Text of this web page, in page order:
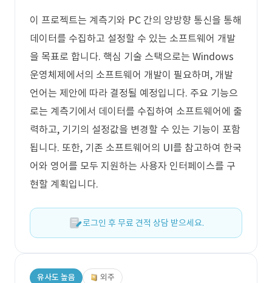
이 프로젝트는 계측기와 PC 간의 양방향 통신을 통해
데이터를 수집하고 설정할 수 있는 소프트웨어 개발
을 목표로 합니다. 핵심 기술 스택으로는 Windows
운영체제에서의 소프트웨어 개발이 필요하며, 개발
언어는 제안에 따라 결정될 예정입니다. 주요 기능으
로는 계측기에서 데이터를 수집하여 소프트웨어에 출
력하고, 기기의 설정값을 변경할 수 있는 기능이 포함
됩니다. 또한, 기존 소프트웨어의 UI를 참고하여 한국
어와 영어를 모두 지원하는 사용자 인터페이스를 구
현할 계획입니다.
로그인 후 무료 견적 상담 받으세요.
유사도 높음 외주